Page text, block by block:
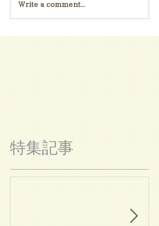
Write a comment...
特集記事